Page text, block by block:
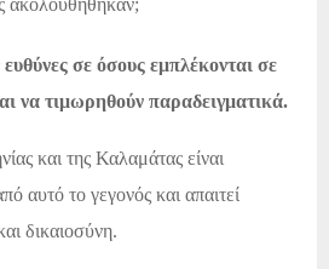
ακολουθήθηκαν;
σε όσους εμπλέκονται σε
να τιμωρηθούν παραδειγματικά.
και της Καλαμάτας είναι
αυτό το γεγονός και απαιτεί
δικαιοσύνη.